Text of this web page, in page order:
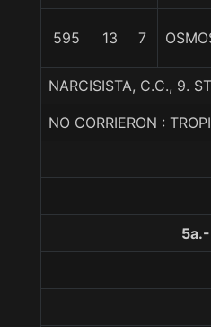
595 13 7
NARCISISTA, C.C., 9.
NO CORRIERON :